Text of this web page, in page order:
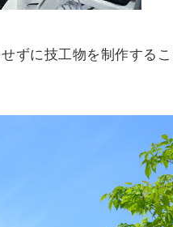
ずに技工物を制作する